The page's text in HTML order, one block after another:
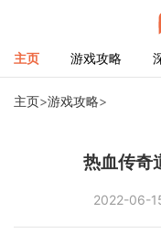
主页 游戏攻略
主页>游戏攻略>
热血传奇
2022-06-